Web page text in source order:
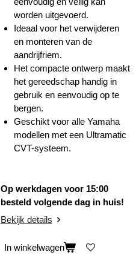
worden uitgevoerd.
Ideaal voor het verwijderen
en monteren van de
aandrijfriem.
Het compacte ontwerp maakt
het gereedschap handig in
gebruik en eenvoudig op te
bergen.
Geschikt voor alle Yamaha
modellen met een Ultramatic
CVT-systeem.
Op werkdagen voor 15:00
besteld volgende dag in huis!
Bekijk details
In winkelwagen